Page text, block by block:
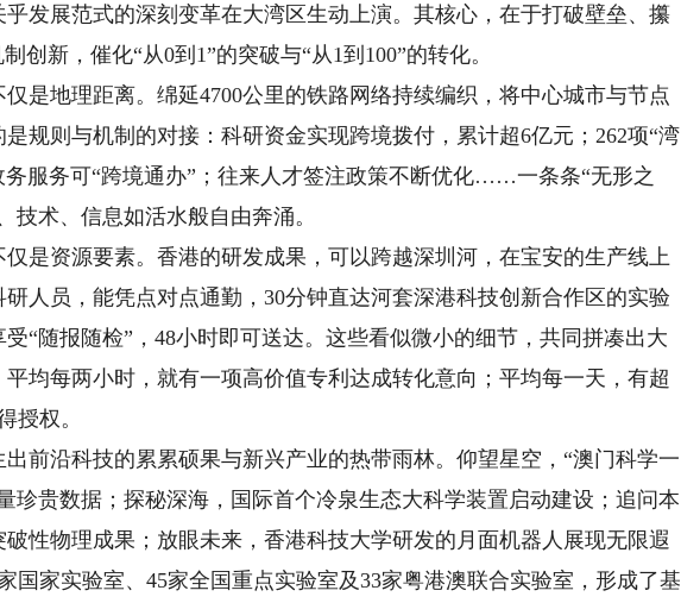
展范式的深刻变革在大湾区生动上演。其核心，在于打破壁垒、攥
创新，催化“从0到1”的突破与“从1到100”的转化。
地理距离。绵延4700公里的铁路网络持续编织，将中心城市与节点
规则与机制的对接：科研资金实现跨境拨付，累计超6亿元；262项“湾
务服务可“跨境通办”；往来人才签注政策不断优化……一条条“无形之
技术、信息如活水般自由奔涌。
资源要素。香港的研发成果，可以跨越深圳河，在宝安的生产线上
人员，能凭点对点通勤，30分钟直达河套深港科技创新合作区的实验
“随报随检”，48小时即可送达。这些看似微小的细节，共同拼凑出大
均每两小时，就有一项高价值专利达成转化意向；平均每一天，有超
授权。
沿科技的累累硕果与新兴产业的热带雨林。仰望星空，“澳门科学一
珍贵数据；探秘深海，国际首个冷泉生态大科学装置启动建设；追问本
性物理成果；放眼未来，香港科技大学研发的月面机器人展现无限遐
国家实验室、45家全国重点实验室及33家粤港澳联合实验室，形成了基